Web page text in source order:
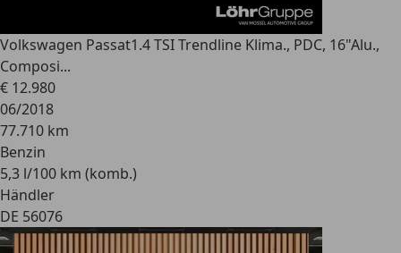
Volkswagen Passat1.4 TSI Trendline Klima., PDC, 16"Alu.,
Composi...
€ 12.980
06/2018
77.710 km
Benzin
5,3 l/100 km (komb.)
Händler
DE 56076